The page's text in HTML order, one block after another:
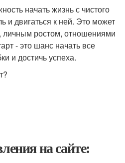
начать жизнь с чистого
и двигаться к ней. Это может
личным ростом, отношениями
- это шанс начать все
и достичь успеха.
на сайте: